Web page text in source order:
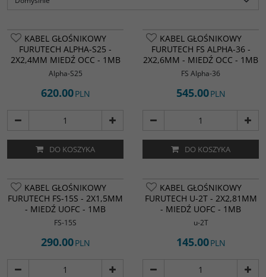
KABEL GŁOŚNIKOWY
FURUTECH ALPHA-S25 -
2X2,4MM MIEDŹ OCC - 1MB
Alpha-S25
620.00PLN
DO KOSZYKA
KABEL GŁOŚNIKOWY
FURUTECH FS ALPHA-36 -
2X2,6MM - MIEDŹ OCC - 1MB
FS Alpha-36
545.00PLN
DO KOSZYKA
KABEL GŁOŚNIKOWY
FURUTECH FS-15S - 2X1,5MM
- MIEDŹ UOFC - 1MB
FS-15S
290.00PLN
KABEL GŁOŚNIKOWY
FURUTECH U-2T - 2X2,81MM
- MIEDŹ UOFC - 1MB
u-2T
145.00PLN